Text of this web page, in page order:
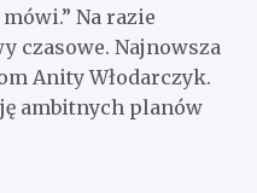
Na razie
czasowe. Najnowsza
Anity Włodarczyk.
ambitnych planów